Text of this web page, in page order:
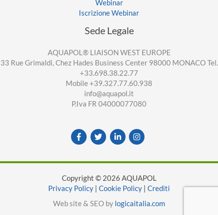
Webinar
Iscrizione Webinar
Sede Legale
AQUAPOL® LIAISON WEST EUROPE
33 Rue Grimaldi, Chez Hades Business Center 98000 MONACO Tel.
+33.698.38.22.77
Mobile +39.327.77.60.938
info@aquapol.it
P.Iva FR 04000077080
Copyright © 2026 AQUAPOL
Privacy Policy
Cookie Policy
Crediti
Web site & SEO by logicaitalia.com